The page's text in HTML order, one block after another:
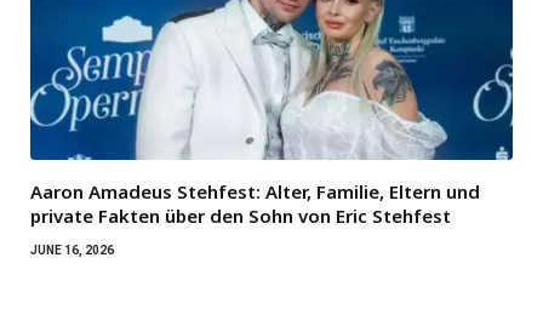
Aaron Amadeus Stehfest: Alter, Familie, Eltern und
private Fakten über den Sohn von Eric Stehfest
JUNE 16, 2026